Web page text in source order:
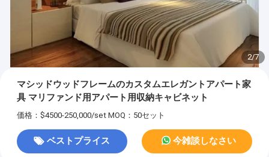
3/7
マシッドウッドフレームのカスタムエレガントアパート家
具 マリファンド用アパート用収納キャビネット
価格：$4500-250,000/set MOQ：50セット
ベストプライス 今雑談しなさい